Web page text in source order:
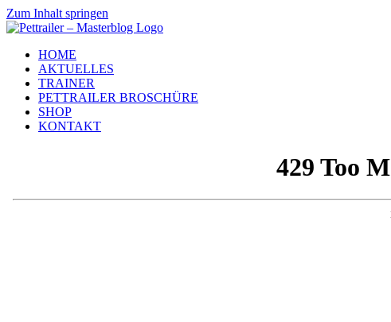
Zum Inhalt springen
HOME
AKTUELLES
TRAINER
PETTRAILER BROSCHÜRE
SHOP
KONTAKT